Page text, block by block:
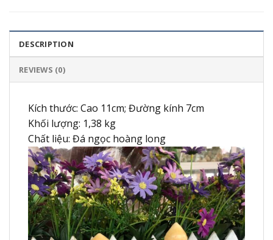
DESCRIPTION
REVIEWS (0)
Kích thước: Cao 11cm; Đường kính 7cm
Khối lượng: 1,38 kg
Chất liệu: Đá ngọc hoàng long